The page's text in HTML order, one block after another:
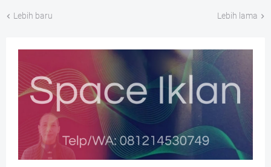
Lebih baru Lebih lama